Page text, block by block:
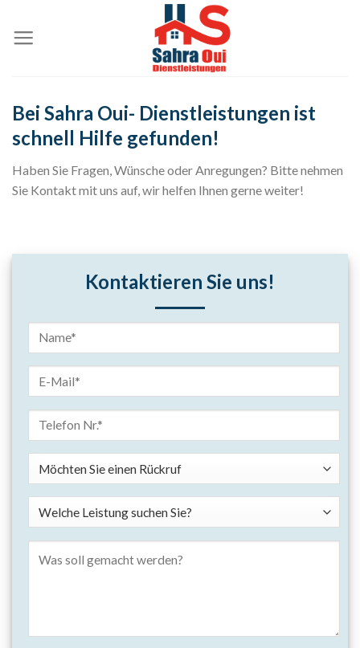
content
Bei Sahra Oui- Dienstleistungen ist
schnell Hilfe gefunden!
Haben Sie Fragen, Wünsche oder Anregungen? Bitte nehmen
Sie Kontakt mit uns auf, wir helfen Ihnen gerne weiter!
Kontaktieren Sie uns!